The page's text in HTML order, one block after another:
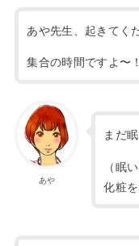
あや先生、起きてく
集合の時間ですよ〜
あや
まだ
（眠
化粧